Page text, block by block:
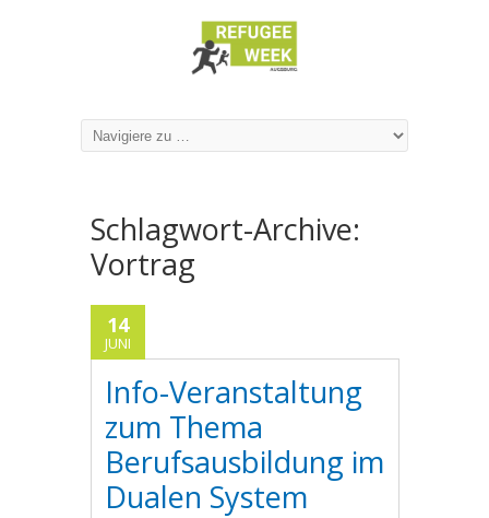
Schlagwort-Archive:
Vortrag
14
JUNI
Info-Veranstaltung
zum Thema
Berufsausbildung im
Dualen System